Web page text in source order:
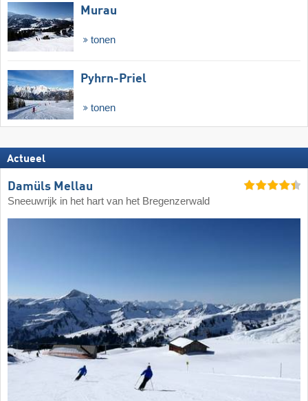
Murau
tonen
Pyhrn-Priel
tonen
Actueel
Damüls Mellau
Sneeuwrijk in het hart van het Bregenzerwald